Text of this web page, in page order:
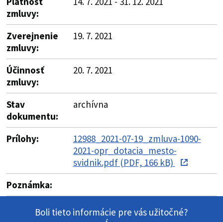
zmluvy:
Zverejnenie
zmluvy:
19. 7. 2021
Účinnosť
zmluvy:
20. 7. 2021
Stav
dokumentu:
archívna
Prílohy:
12988_2021-07-19_zmluva-1090-
2021-opr_dotacia_mesto-
svidnik.pdf (PDF, 166 kB)
Poznámka:
Boli tieto informácie pre vás užitočné?